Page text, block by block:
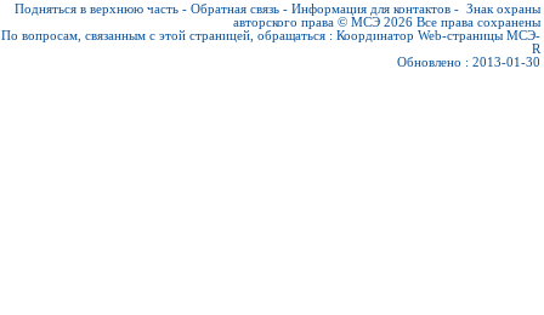
Подняться в верхнюю часть - Обратная связь - Информация для контактов - Знак охраны
авторского права © МСЭ 2026 Все права сохранены
По вопросам, связанным с этой страницей, обращаться : Координатор Web-страницы МСЭ-
R
Обновлено : 2013-01-30